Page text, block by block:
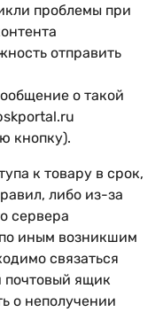
проблемы при
отправить
о такой
кнопку).
к товару в срок,
либо из-за
сервера
иным возникшим
связаться
почтовый ящик
о неполучении